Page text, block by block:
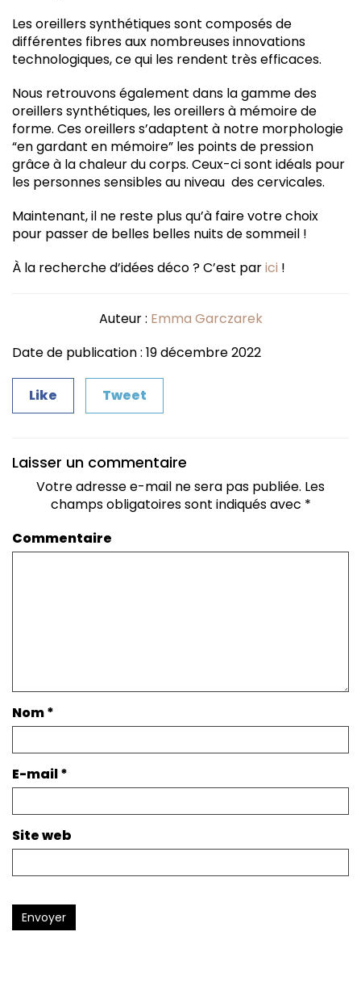
Les oreillers synthétiques sont composés de
différentes fibres aux nombreuses innovations
technologiques, ce qui les rendent très efficaces.
Nous retrouvons également dans la gamme des
oreillers synthétiques, les oreillers à mémoire de
forme. Ces oreillers s’adaptent à notre morphologie
“en gardant en mémoire” les points de pression
grâce à la chaleur du corps. Ceux-ci sont idéals pour
les personnes sensibles au niveau des cervicales.
Maintenant, il ne reste plus qu’à faire votre choix
pour passer de belles belles nuits de sommeil !
À la recherche d’idées déco ? C’est parici !
Auteur : Emma Garczarek
Date de publication : 19 décembre 2022
Like Tweet
Laisser un commentaire
Votre adresse e-mail ne sera pas publiée. Les
champs obligatoires sont indiqués avec *
Commentaire
Nom*
E-mail*
Site web
Envoyer